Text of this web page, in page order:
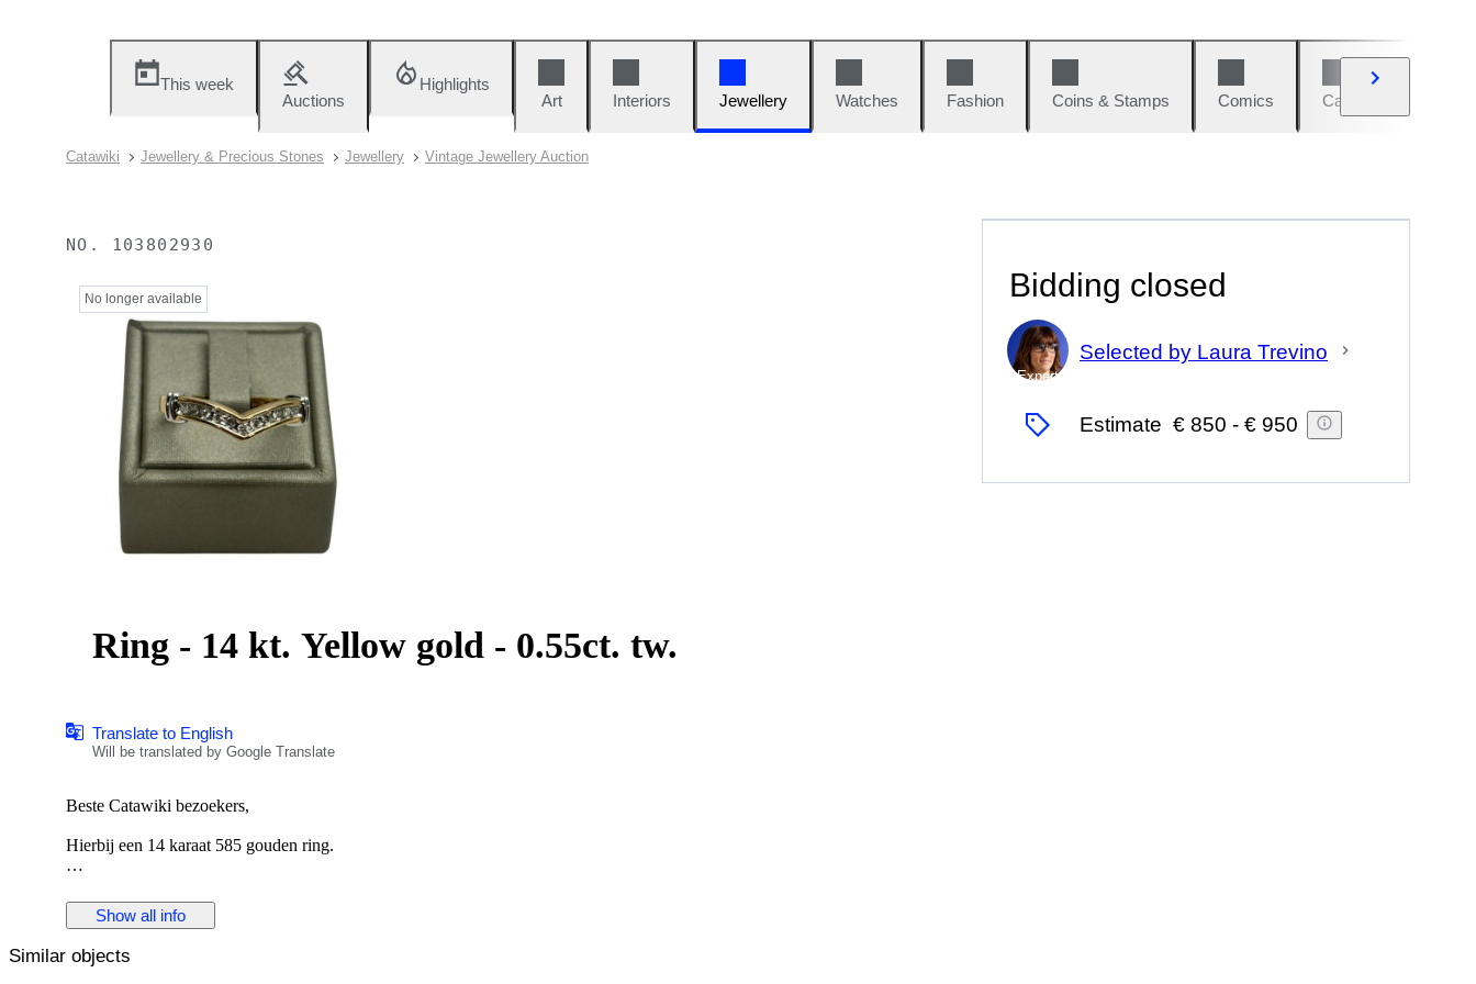
This week
Auctions
Highlights
Art
Interiors Jewellery Watches Fashion Coins & Stamps Comics Cars & Bikes
Catawiki Jewellery & Precious Stones Jewellery Vintage Jewellery Auction
NO. 103802930
No longer available
Ring - 14 kt. Yellow gold - 0.55ct. tw.
Translate to English
Will be translated by Google Translate
Beste Catawiki bezoekers,
Hierbij een 14 karaat 585 gouden ring.
3,34 gr
Ringmaat 17.75 gewicht en afmetingen circa
Show all info
Bidding closed
Expert
Selected by Laura Trevino
Estimate € 850 - € 950
Similar objects